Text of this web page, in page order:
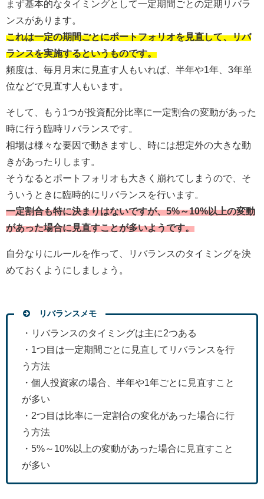
まず基本的なタイミングとして一定期間ごとの定期リバラ
ンスがあります。
これは一定の期間ごとにポートフォリオを見直して、リバ
ランスを実施するというものです。
頻度は、毎月月末に見直す人もいれば、半年や1年、3年単
位などで見直す人もいます。
そして、もう1つが投資配分比率に一定割合の変動があった
時に行う臨時リバランスです。
相場は様々な要因で動きますし、時には想定外の大きな動
きがあったりします。
そうなるとポートフォリオも大きく崩れてしまうので、そ
ういうときに臨時的にリバランスを行います。
一定割合も特に決まりはないですが、5%～10%以上の変動
があった場合に見直すことが多いようです。
自分なりにルールを作って、リバランスのタイミングを決
めておくようにしましょう。
リバランスメモ
・リバランスのタイミングは主に2つある
・1つ目は一定期間ごとに見直してリバランスを行
う方法
・個人投資家の場合、半年や1年ごとに見直すこと
が多い
・2つ目は比率に一定割合の変化があった場合に行
う方法
・5%～10%以上の変動があった場合に見直すこと
が多い